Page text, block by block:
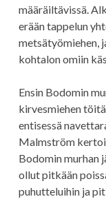
määräiltävissä.
erään tappelun
metsätyömiehen,
kohtalon omiin
Ensin Bodomin
kirvesmiehen
entisessä
Malmström kertoi
Bodomin murhan
ollut pitkään
puhutteluihin ja